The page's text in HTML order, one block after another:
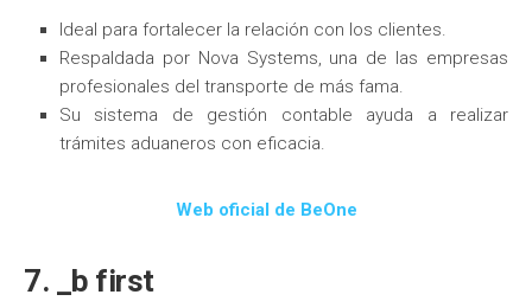
Ideal para fortalecer la relación con los clientes.
Respaldada por Nova Systems, una de las empresas
profesionales del transporte de más fama.
Su sistema de gestión contable ayuda a realizar
trámites aduaneros con eficacia.
Web oficial de BeOne
7. _b first